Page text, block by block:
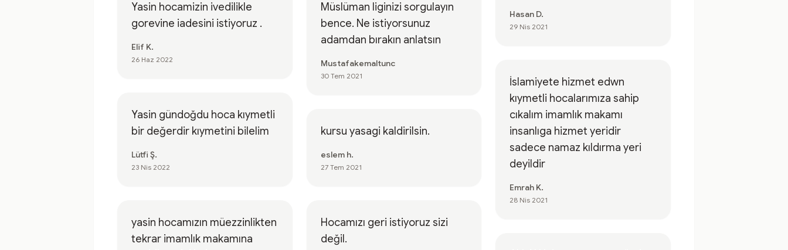
Yasin hocamizin ivedilikle
gorevine iadesini istiyoruz .
Elif K.
26 Haz 2022
Yasin gündoğdu hoca kıymetli
bir değerdir kıymetini bilelim
Lütfi Ş.
23 Nis 2022
yasin hocamızın müezzinlikten
tekrar imamlık makamına
Müslüman liginizi sorgulayın
bence. Ne istiyorsunuz
adamdan bırakın anlatsın
Mustafakemaltunc
30 Tem 2021
kursu yasagi kaldirilsin.
eslem h.
27 Tem 2021
Hocamızı geri istiyoruz sizi
değil.
Hasan D.
29 Nis 2021
İslamiyete hizmet edwn
kıymetli hocalarımıza sahip
cıkalım imamlık makamı
insanlıga hizmet yeridir
sadece namaz kıldırma yeri
deyildir
Emrah K.
28 Nis 2021